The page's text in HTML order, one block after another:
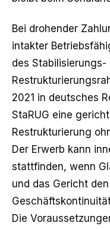
Bei drohender
intakter
des Stabilisierungs-
2021 in deutsches
StaRUG eine
Restrukturierung
Der Erwerb kann
stattfinden, wenn
und das Gericht
Die